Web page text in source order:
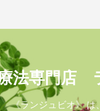
法専門店
《ランジュビオ》 は